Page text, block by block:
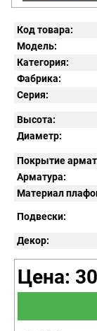
Код товара:
Модель:
Категория:
Фабрика:
Серия:
Высота:
Диаметр:
Покрытие
Арматура:
Материал
Подвески:
Декор:
Цена: